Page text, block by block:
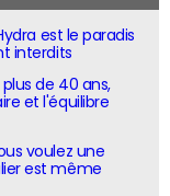
est le paradis
interdits
plus de 40 ans,
et l'équilibre
voulez une
est même